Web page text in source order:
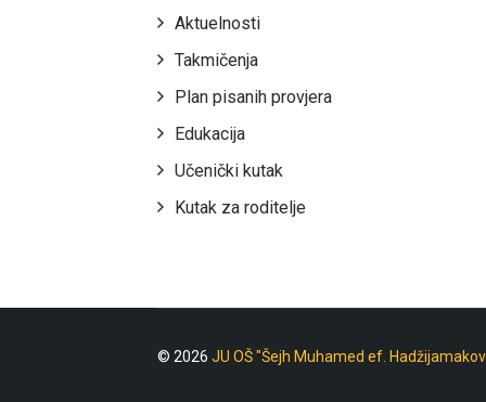
Aktuelnosti
Takmičenja
Plan pisanih provjera
Edukacija
Učenički kutak
Kutak za roditelje
© 2026 JU OŠ "Šejh Muhamed ef.